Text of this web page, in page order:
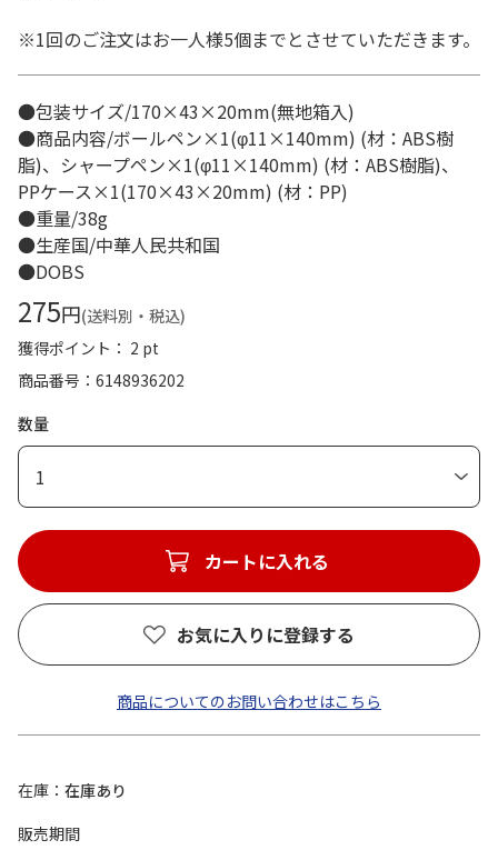
※1回のご注文はお一人様5個までとさせていただきます。
●包装サイズ/170×43×20mm(無地箱入)
●商品内容/ボールペン×1(φ11×140mm) (材：ABS樹
脂)、シャープペン×1(φ11×140mm) (材：ABS樹脂)、
PPケース×1(170×43×20mm) (材：PP)
●重量/38g
●生産国/中華人民共和国
●DOBS
275円(送料別・税込)
獲得ポイント： 2 pt
商品番号
6148936202
数量
1
カートに入れる
お気に入りに登録する
商品についてのお問い合わせはこちら
在庫
在庫あり
販売期間